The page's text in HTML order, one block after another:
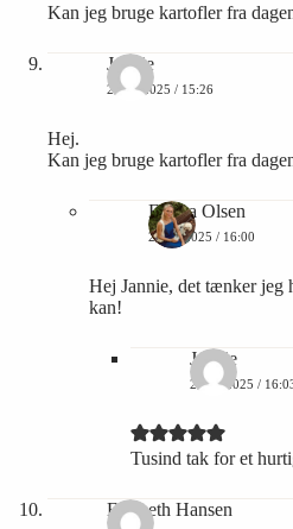
Kan jeg bruge kartofler fra
Jannie
27/10/2025 / 15:26
Hej.
Kan jeg bruge kartofler fra
Emma Olsen
27/10/2025 / 16:00
Hej Jannie, det tænker jeg
kan!
Jannie
27/10/2025 /
Tusind tak for et
Elsebeth Hansen